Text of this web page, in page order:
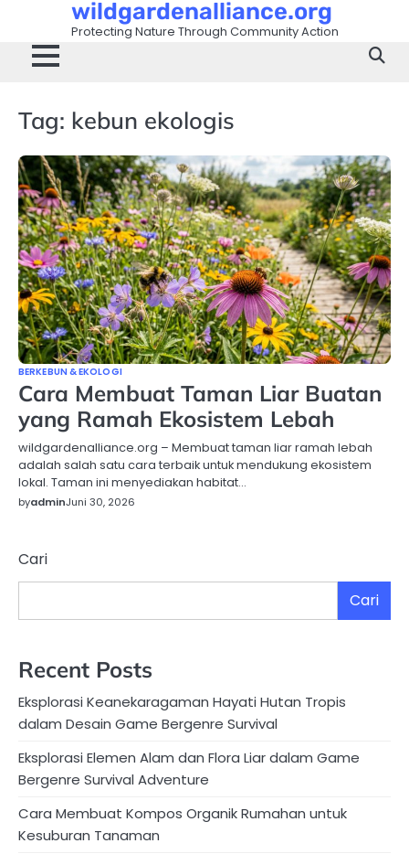
content
wildgardenalliance.org
Protecting Nature Through Community Action
Tag: kebun ekologis
BERKEBUN & EKOLOGI
Cara Membuat Taman Liar Buatan
yang Ramah Ekosistem Lebah
wildgardenalliance.org – Membuat taman liar ramah lebah
adalah salah satu cara terbaik untuk mendukung ekosistem
lokal. Taman ini menyediakan habitat…
byadminJuni 30, 2026
Cari
Cari
Recent Posts
Eksplorasi Keanekaragaman Hayati Hutan Tropis
dalam Desain Game Bergenre Survival
Eksplorasi Elemen Alam dan Flora Liar dalam Game
Bergenre Survival Adventure
Cara Membuat Kompos Organik Rumahan untuk
Kesuburan Tanaman